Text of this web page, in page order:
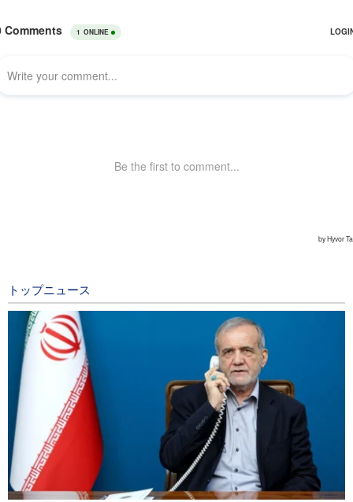
トップニュース